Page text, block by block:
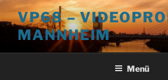
Zum
Inhalt
springen
VP68 –
MANNHEIM
Menü